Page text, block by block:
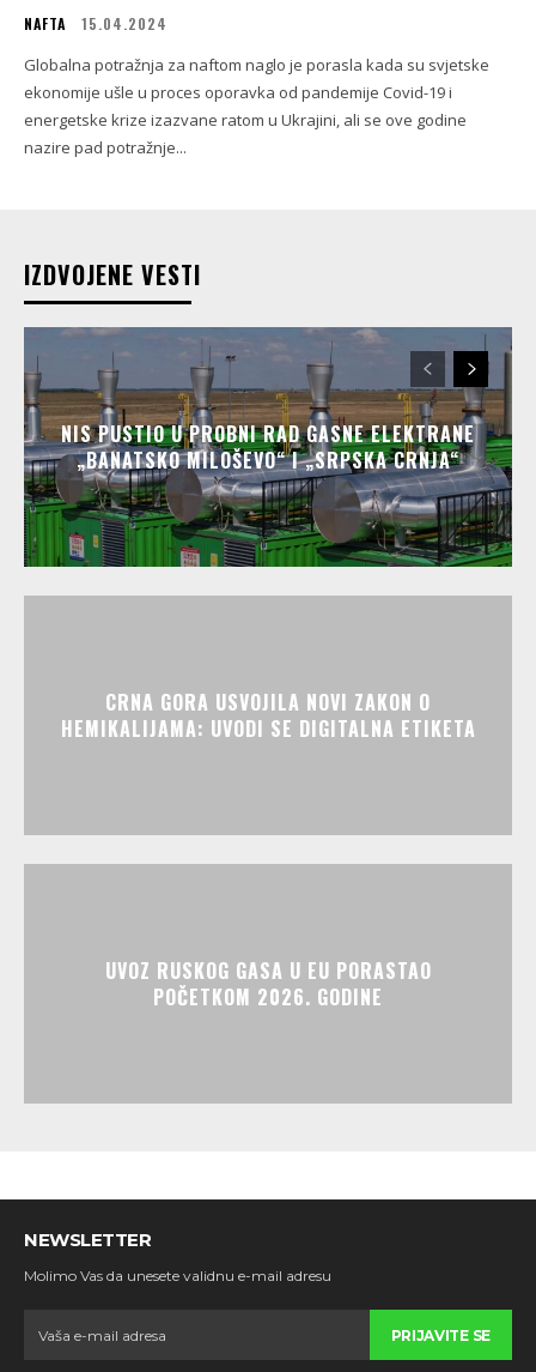
NAFTA 15.04.2024
Globalna potražnja za naftom naglo je porasla kada su svjetske
ekonomije ušle u proces oporavka od pandemije Covid-19 i
energetske krize izazvane ratom u Ukrajini, ali se ove godine
nazire pad potražnje...
IZDVOJENE VESTI
NIS PUSTIO U PROBNI RAD GASNE ELEKTRANE
„BANATSKO MILOŠEVO“ I „SRPSKA CRNJA“
CRNA GORA USVOJILA NOVI ZAKON O
HEMIKALIJAMA: UVODI SE DIGITALNA ETIKETA
UVOZ RUSKOG GASA U EU PORASTAO
POČETKOM 2026. GODINE
NEWSLETTER
Molimo Vas da unesete validnu e-mail adresu
PRIJAVITE SE